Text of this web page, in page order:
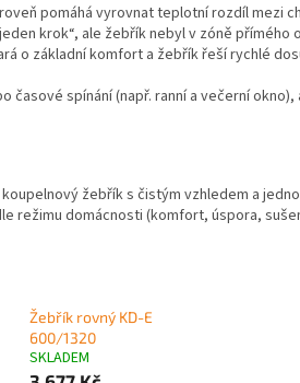
pomáhá vyrovnat teplotní rozdíl mezi
krok“, ale žebřík nebyl v zóně přímého
o základní komfort a žebřík řeší rychlé
spínání (např. ranní a večerní
žebřík s čistým vzhledem a
režimu domácnosti (komfort, úspora,
Žebřík rovný KD-E
600/1320
SKLADEM